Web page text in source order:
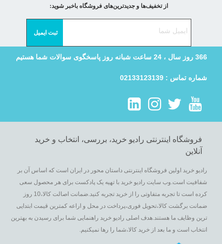
366 روز سال ، 24 ساعت شبانه روز پاسخگوی سوالات شما هستیم
شماره تماس : 02133123139
از تخفیف‌ها و جدیدترین‌های فروشگاه باخبر شوید:
فروشگاه اینترنتی رادیو خرید، بررسی، انتخاب و خرید
آنلاین
رادیو خرید اولین فروشگاه اینترنتی داستان محور در ایران است که اساس آن بر
شفافیت است.وب سایت رادیو خرید با تهیه یک پادکست برای هر محصول سعی
کرده است تا تجربه متفاوتی را از خرید تجربه کنید.ضمانت اصالت کالا،10 روز
ضمانت برگشت کالا،تحویل فوری،پرداخت در محل و اراعه کمترین قیمت ابتدایی
ترین وظایف ما هستند.هدف اصلی رادیو خرید راهنمایی شما برای رسیدن به بهترین
انتخاب است و ما بعد از خرید کالا،شما را رها نمیکنیم.